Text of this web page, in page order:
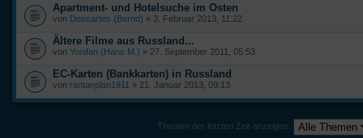
Apartment- und Hotelsuche im Osten
von Descartes (Bernd) » 3. Februar 2013, 11:22
Ältere Filme aus Russland...
von Yonifan (Hans M.) » 27. September 2011, 05:53
EC-Karten (Bankkarten) in Russland
von rantanplan1911 » 21. Januar 2013, 09:13
Themen der letzten Zeit anzeigen: